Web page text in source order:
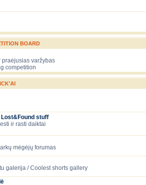
BOARD
varžybas
competition
Lost&Found stuff
ir rasti daiktai
mėgėjų forumas
galerija / Coolest shorts gallery